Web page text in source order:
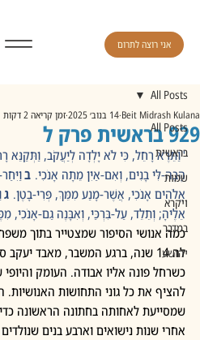
אני רוצה לתרום
All Posts
בראשית
שמות
ויקרא
במדבר
יהושע
All Posts
929 בראשית פרק ל
Beit Midrash Kulana 14 בנוב׳ 2025 זמן קריאה 2 דקות
"וַתֵּרֶא רָחֵל, כִּי לֹא יָלְדָה לְיַעֲקֹב,
הָבָה-לִּי בָנִים, וְאִם-אַיִן מֵתָה אָנֹכִי. ב
אֱלֹהִים אָנֹכִי, אֲשֶׁר-מָנַע מִמֵּךְ, פְּרִי-בָטֶן. ג
אֵלֶיהָ; וְתֵלֵד, עַל-בִּרְכַּי, וְאִבָּנֶה גַם-אָנֹכִי,
כמה אנושי הסיפור שמצטייר בתוך
לה 14 שנה, ברגע המשבר, מאבד
כשרחל פונה אליו אבודה. העומק
להציף את כל גוני התחושות
שמסייעת לאחותה בחתונה הראשונה
אחרי שנות נישואים וארבע בנים